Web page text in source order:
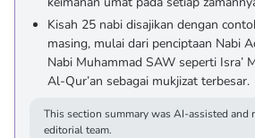
Kisah 25 nabi disajikan dengan
masing, mulai dari penciptaan Nabi
Nabi Muhammad SAW seperti Isra’
Al-Qur’an sebagai mukjizat terbesar.
This section summary was AI-assisted and
editorial team.